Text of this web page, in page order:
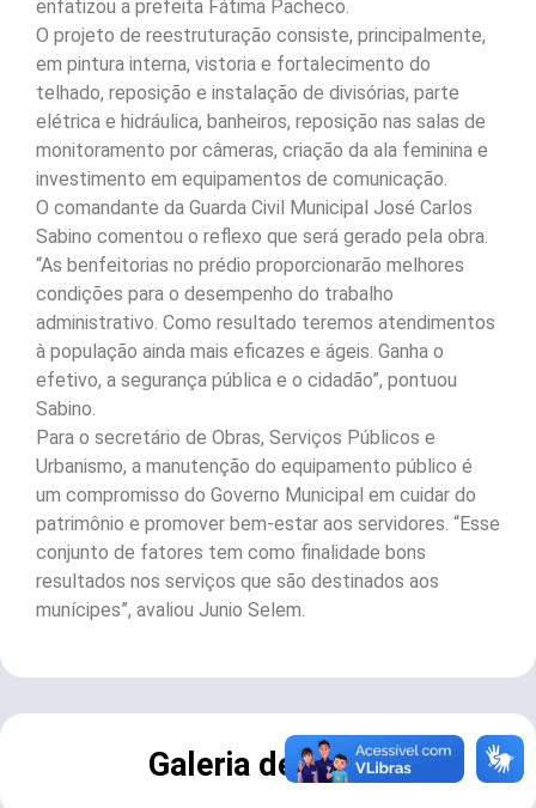
enfatizou a prefeita Fátima Pacheco.
O projeto de reestruturação consiste, principalmente,
em pintura interna, vistoria e fortalecimento do
telhado, reposição e instalação de divisórias, parte
elétrica e hidráulica, banheiros, reposição nas salas de
monitoramento por câmeras, criação da ala feminina e
investimento em equipamentos de comunicação.
O comandante da Guarda Civil Municipal José Carlos
Sabino comentou o reflexo que será gerado pela obra.
“As benfeitorias no prédio proporcionarão melhores
condições para o desempenho do trabalho
administrativo. Como resultado teremos atendimentos
à população ainda mais eficazes e ágeis. Ganha o
efetivo, a segurança pública e o cidadão”, pontuou
Sabino.
Para o secretário de Obras, Serviços Públicos e
Urbanismo, a manutenção do equipamento público é
um compromisso do Governo Municipal em cuidar do
patrimônio e promover bem-estar aos servidores. “Esse
conjunto de fatores tem como finalidade bons
resultados nos serviços que são destinados aos
munícipes”, avaliou Junio Selem.
Galeria de Fotos